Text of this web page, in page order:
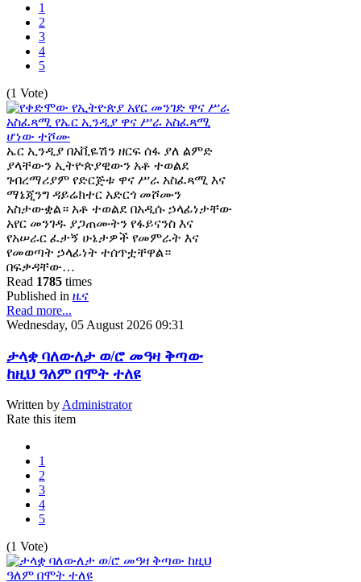
1
2
3
4
5
(1 Vote)
ኤር ኢንዲያ በአቪዬሽን ዘርፍ ሰፋ ያለ ልምድ
ያላቸውን ኢትዮጵያዊውን አቶ ተወልደ
ገብረማሪያም የድርጅቱ ዋና ሥራ አስፈጻሚ እና
ማኔጂንግ ዳይሬክተር አድርጎ መሾሙን
አስታውቋል። አቶ ተወልደ በአዲሱ ኃላፊነታቸው
አየር መንገዱ ያጋጠሙትን የፋይናንስ እና
የአሠራር ፈታኝ ሁኔታዎች የመምራት እና
የመወጣት ኃላፊነት ተሰጥቷቸዋል።
በፍቃዳቸው…
Read 1785 times
Published in ዜና
Read more...
Wednesday, 05 August 2026 09:31
ታላቋ ባለውለታ ወ/ሮ መዓዛ ቅጣው
ከዚህ ዓለም በሞት ተለዩ
Written byAdministrator
Rate this item
1
2
3
4
5
(1 Vote)